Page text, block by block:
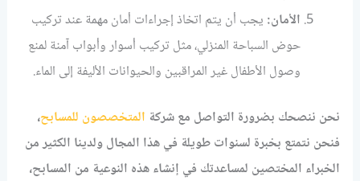
الأمان: يجب أن يتم اتخاذ إجراءات أمان مهمة عند تركيب
حوض السباحة المنزلي، مثل تركيب أسوار وأبواب آمنة لمنع
وصول الأطفال غير المراقبين والحيوانات الأليفة إلى الماء.
نحن ننصحك بضرورة التواصل مع شركة المتخصصون للمسابح،
فنحن نتمتع بخبرة لسنوات طويلة في هذا المجال ولدينا الكثير من
الخبراء المختصين لمساعدتك في إنشاء هذه النوعية من المسابح،